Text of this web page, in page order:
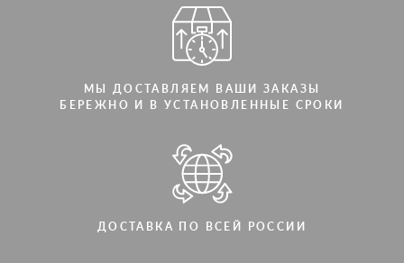
МЫ ДОСТАВЛЯЕМ ВАШИ ЗАКАЗЫ
БЕРЕЖНО И В УСТАНОВЛЕННЫЕ СРОКИ
ДОСТАВКА ПО ВСЕЙ РОССИИ